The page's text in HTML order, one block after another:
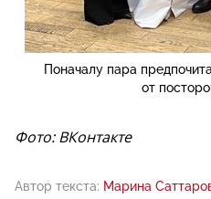
Поначалу пара
от
Фото: ВКонтакте
Автор текста: Марина